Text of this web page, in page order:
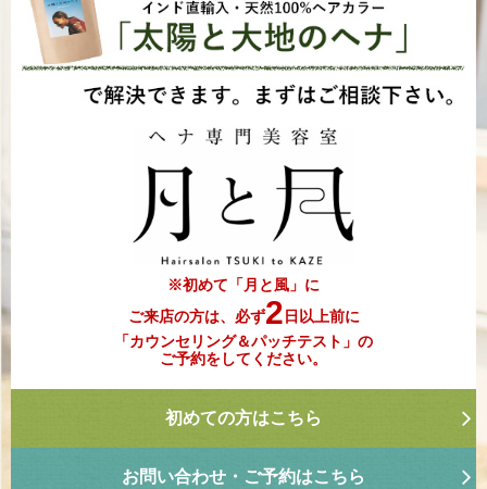
※初めて「月と風」に
ご来店の方は、必ず2 日以上前に
「カウンセリング＆パッチテスト」の
ご予約をしてください。
初めての方はこちら
お問い合わせ・ご予約はこちら